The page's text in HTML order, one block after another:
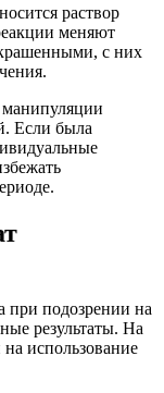
раствор
меняют
с них
манипуляции
Если была
подозрении на
результаты. На
использование